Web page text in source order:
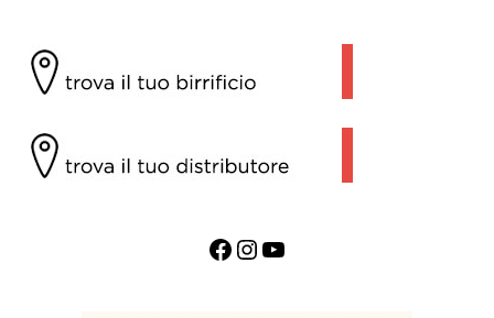
Facebook InstagramYouTube